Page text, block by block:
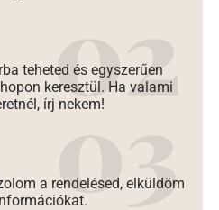
teheted és egyszerűen
keresztül. Ha valami
írj nekem!
a rendelésed, elküldöm